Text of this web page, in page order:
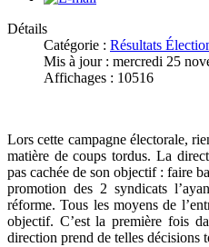
Détails
Catégorie : Résultats
Mis à jour : mercredi 25
Affichages : 10516
Lors cette campagne électorale,
matière de coups tordus. La
pas cachée de son objectif : faire
promotion des 2 syndicats
réforme. Tous les moyens de
objectif. C’est la première fois
direction prend de telles décisions